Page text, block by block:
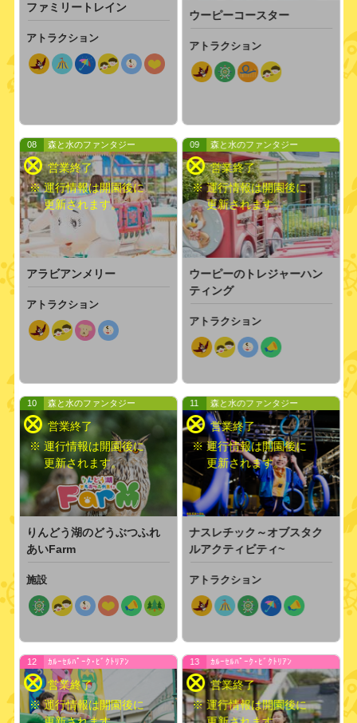
ファミリートレイン
アトラクション
ウーピーコースター
アトラクション
08 森と水のファンタジー
※ 運行情報は開園後に
更新されます。
アラビアンメリー
アトラクション
09 森と水のファンタジー
※ 運行情報は開園後に
更新されます。
ウーピーのトレジャーハン
ティング
アトラクション
10 森と水のファンタジー
※ 運行情報は開園後に
更新されます。
りんどう湖のどうぶつふれ
あいFarm
施設
11 森と水のファンタジー
※ 運行情報は開園後に
更新されます。
ナスレチック～オブスタク
ルアクティビティ~
アトラクション
12 ｶﾙｰｾﾙﾊﾟｰｸ･ﾋﾞｸﾄﾘｱﾝ
※ 運行情報は開園後に
13 ｶﾙｰｾﾙﾊﾟｰｸ･ﾋﾞｸﾄﾘｱﾝ
※ 運行情報は開園後に